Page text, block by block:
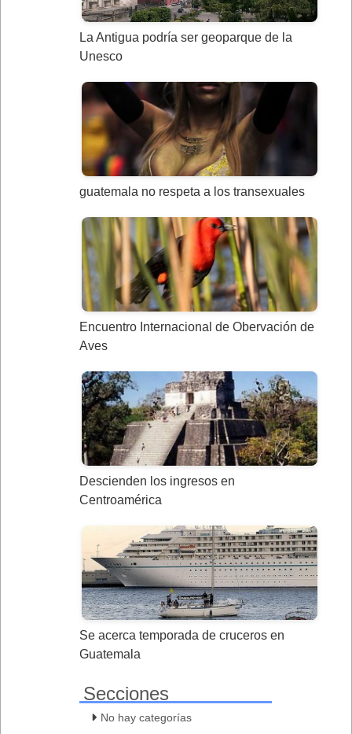
La Antigua podría ser geoparque de la
Unesco
guatemala no respeta a los transexuales
Encuentro Internacional de Obervación de
Aves
Descienden los ingresos en
Centroamérica
Se acerca temporada de cruceros en
Guatemala
Secciones
No hay categorías